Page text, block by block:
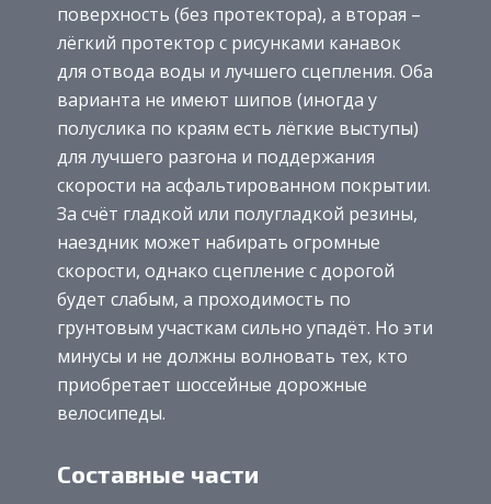
поверхность (без протектора), а вторая –
лёгкий протектор с рисунками канавок
для отвода воды и лучшего сцепления. Оба
варианта не имеют шипов (иногда у
полуслика по краям есть лёгкие выступы)
для лучшего разгона и поддержания
скорости на асфальтированном покрытии.
За счёт гладкой или полугладкой резины,
наездник может набирать огромные
скорости, однако сцепление с дорогой
будет слабым, а проходимость по
грунтовым участкам сильно упадёт. Но эти
минусы и не должны волновать тех, кто
приобретает шоссейные дорожные
велосипеды.
Составные части